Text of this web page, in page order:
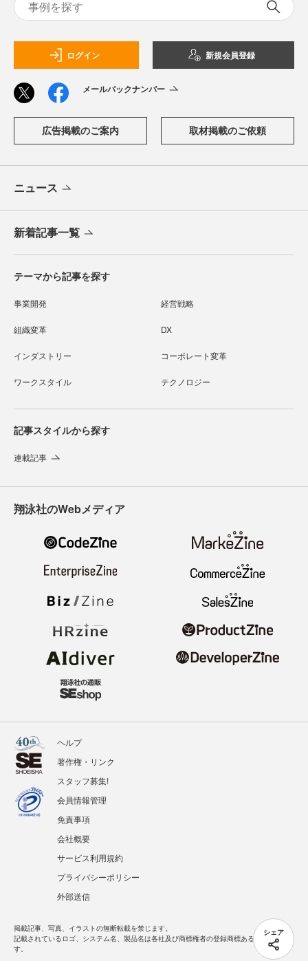
シェア
ログイン 新規会員登録
メールバックナンバー
広告掲載のご案内 取材掲載のご依頼
ニュース
新着記事一覧
テーマから記事を探す
事業開発 経営戦略
組織変革 DX
インダストリー コーポレート変革
ワークスタイル テクノロジー
記事スタイルから探す
連載記事
翔泳社のWebメディア
ヘルプ
著作権・リンク
スタッフ募集!
会員情報管理
免責事項
会社概要
サービス利用規約
プライバシーポリシー
外部送信
掲載記事、写真、イラストの無断転載を禁じます。
記載されているロゴ、システム名、製品名は各社及び商標権者の登録商標あるいは商標で
す。